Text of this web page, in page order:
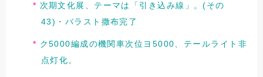
次期文化展、テーマは「引き込み線」。(その
43)・バラスト撒布完了
ク5000編成の機関車次位ヨ5000、テールライト非
点灯化。